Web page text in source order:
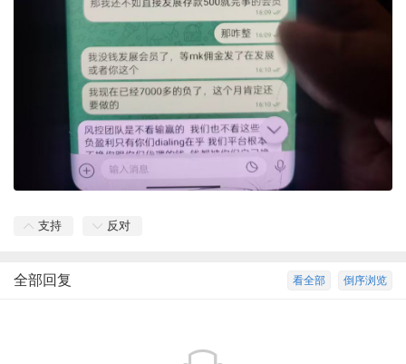
支持 反对
倒序浏览
看全部
全部回复